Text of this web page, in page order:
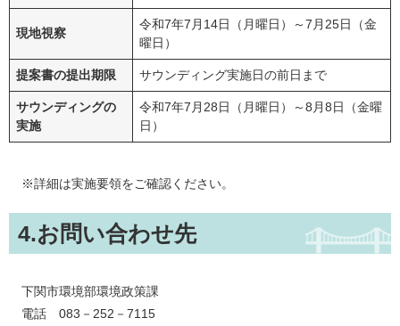
現地視察
令和7年7月14日（月曜日）～7月25日（金
曜日）
提案書の提出期限 サウンディング実施日の前日まで
サウンディングの
実施
令和7年7月28日（月曜日）～8月8日（金曜
日）
※詳細は実施要領をご確認ください。
4.お問い合わせ先
下関市環境部環境政策課
電話 083－252－7115